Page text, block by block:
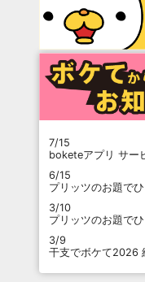
7/15
boketeアプリ サー
6/15
プリッツのお題で
3/10
プリッツのお題で
3/9
干支でボケて2026